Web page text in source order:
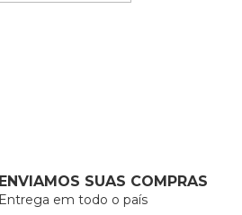
ENVIAMOS SUAS COMPRAS
Entrega em todo o país